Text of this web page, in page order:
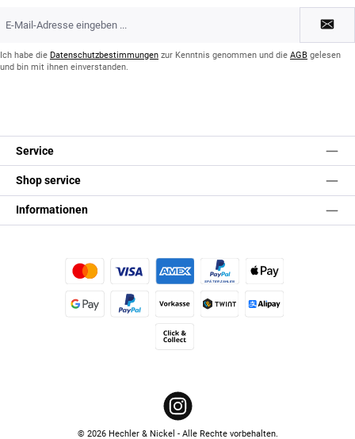
Mail-
*Ich habe die Datenschutzbestimmungen zur Kenntnis genommen und die AGB gelesen
und bin mit ihnen einverstanden.
Service
Shop service
Informationen
Kredit- oder Debitkarte Später BezahlenApple Pay
Vorkasse
Instagram
© 2026 Hechler & Nickel - Alle Rechte vorbehalten.